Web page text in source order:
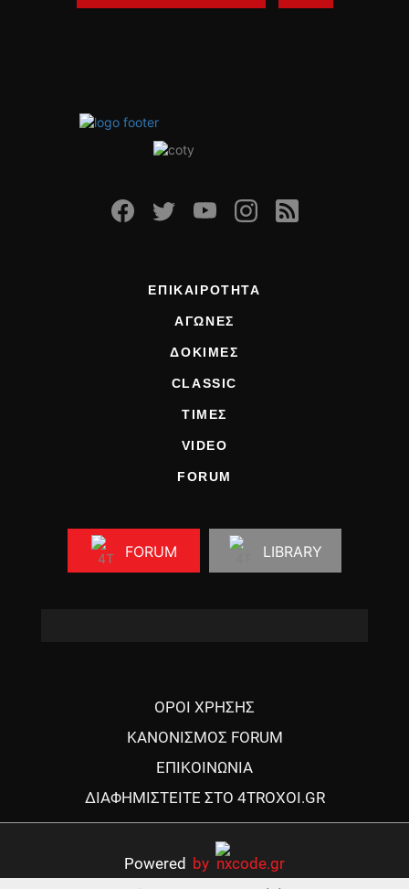
ΑΓΩΝΕΣ
ΕΠΙΚΑΙΡΟΤΗΤΑ
ΑΓΩΝΕΣ
ΔΟΚΙΜΕΣ
CLASSIC
ΤΙΜΕΣ
VIDEO
FORUM
FORUM LIBRARY
ΟΡΟΙ ΧΡΗΣΗΣ
ΚΑΝΟΝΙΣΜΟΣ FORUM
ΕΠΙΚΟΙΝΩΝΙΑ
ΔΙΑΦΗΜΙΣΤΕΙΤΕ ΣΤΟ 4TROXOI.GR
Powered by